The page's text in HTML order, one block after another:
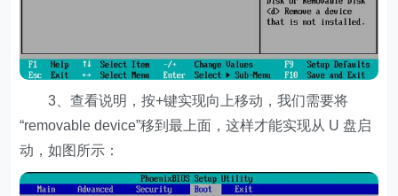
3、查看说明，按+键实现向上移动，我们需要将
“removable device”移到最上面，这样才能实现从 U 盘启
动，如图所示：